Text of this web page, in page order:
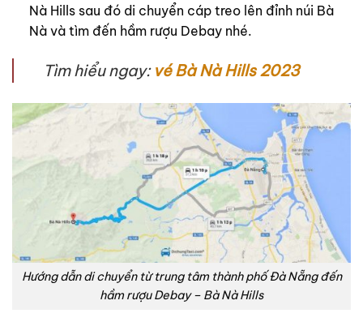
Nà Hills sau đó di chuyển cáp treo lên đỉnh núi Bà
Nà và tìm đến hầm rượu Debay nhé.
Tìm hiểu ngay: vé Bà Nà Hills 2023
Hướng dẫn di chuyển từ trung tâm thành phố Đà Nẵng đến
hầm rượu Debay – Bà Nà Hills